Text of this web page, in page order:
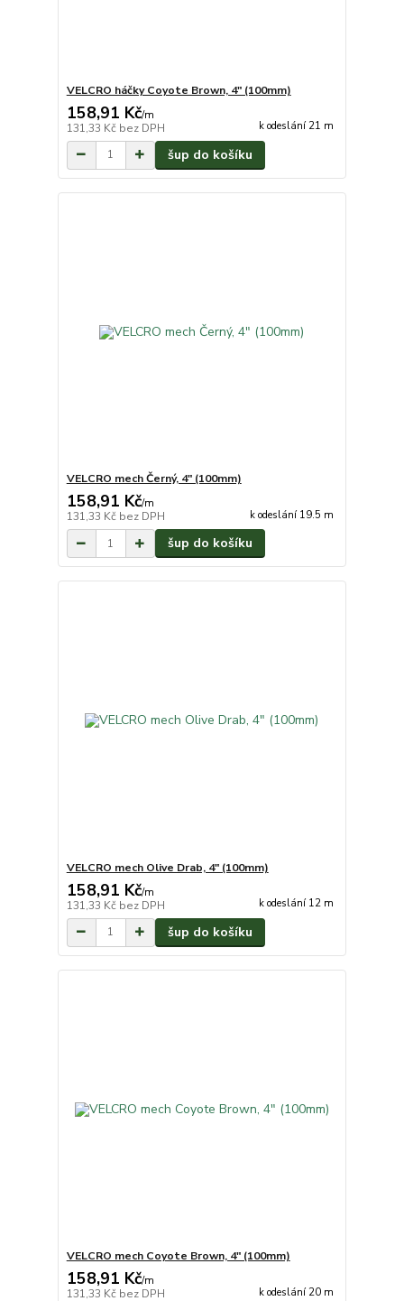
VELCRO háčky Coyote Brown, 4" (100mm)
158,91 Kč/m
131,33 Kč bez DPH k odeslání 21 m
šup do košíku
VELCRO mech Černý, 4" (100mm)
158,91 Kč/m
131,33 Kč bez DPH k odeslání 19.5 m
šup do košíku
VELCRO mech Olive Drab, 4" (100mm)
158,91 Kč/m
131,33 Kč bez DPH k odeslání 12 m
šup do košíku
VELCRO mech Coyote Brown, 4" (100mm)
158,91 Kč/m
131,33 Kč bez DPH k odeslání 20 m